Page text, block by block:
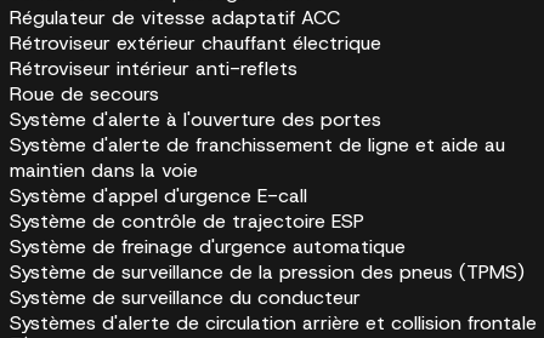
Régulateur de vitesse adaptatif ACC
Rétroviseur extérieur chauffant électrique
Rétroviseur intérieur anti-reflets
Roue de secours
Système d'alerte à l'ouverture des portes
Système d'alerte de franchissement de ligne et aide au
maintien dans la voie
Système d'appel d'urgence E-call
Système de contrôle de trajectoire ESP
Système de freinage d'urgence automatique
Système de surveillance de la pression des pneus (TPMS)
Système de surveillance du conducteur
Systèmes d'alerte de circulation arrière et collision frontale